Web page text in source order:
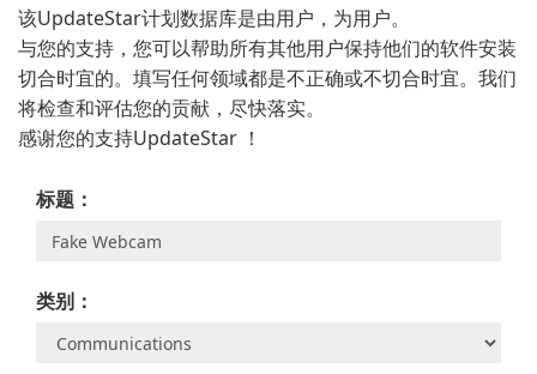
该UpdateStar计划数据库是由用户，为用户。
与您的支持，您可以帮助所有其他用户保持他们的软件安装
切合时宜的。填写任何领域都是不正确或不切合时宜。我们
将检查和评估您的贡献，尽快落实。
感谢您的支持UpdateStar ！
标题：
类别：